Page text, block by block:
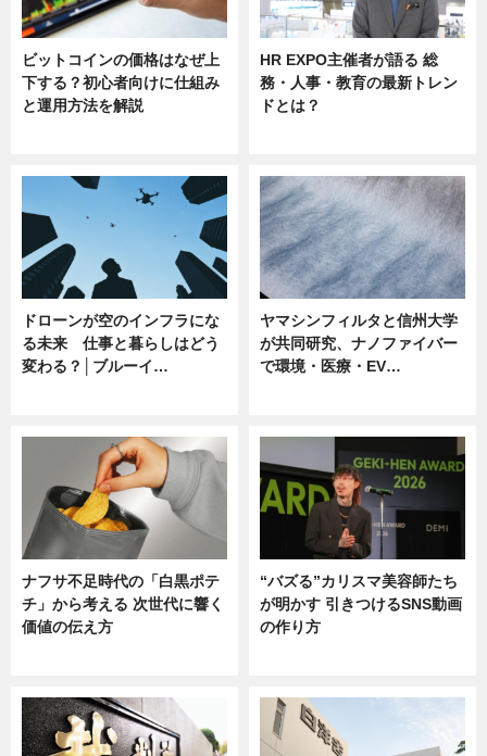
ビットコインの価格はなぜ上
下する？初心者向けに仕組み
と運用方法を解説
HR EXPO主催者が語る 総
務・人事・教育の最新トレン
ドとは？
ドローンが空のインフラにな
る未来 仕事と暮らしはどう
変わる？│ブルーイ…
ヤマシンフィルタと信州大学
が共同研究、ナノファイバー
で環境・医療・EV…
ナフサ不足時代の「白黒ポテ
チ」から考える 次世代に響く
価値の伝え方
“バズる”カリスマ美容師たち
が明かす 引きつけるSNS動画
の作り方